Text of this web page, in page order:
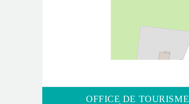
OFFICE DE TOURISME